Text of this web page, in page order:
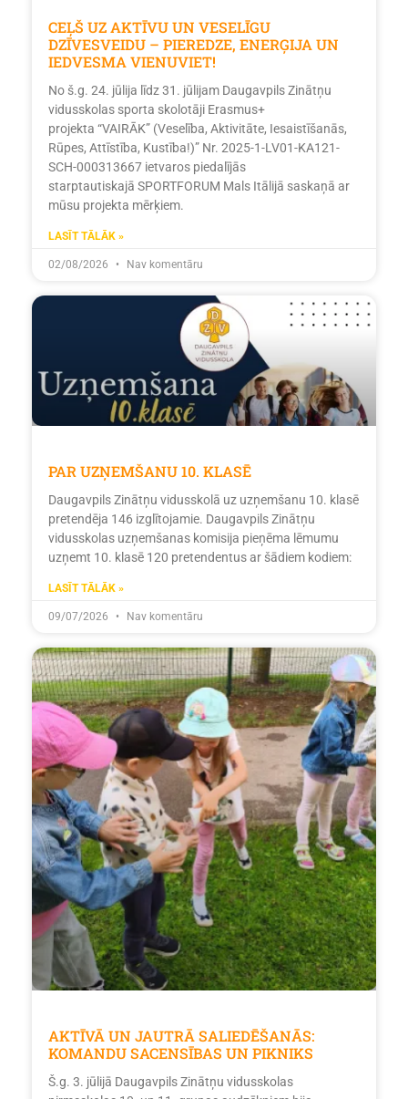
CEĻŠ UZ AKTĪVU UN VESELĪGU
DZĪVESVEIDU – PIEREDZE, ENERĢIJA UN
IEDVESMA VIENUVIET!
No š.g. 24. jūlija līdz 31. jūlijam Daugavpils Zinātņu
vidusskolas sporta skolotāji Erasmus+
projekta “VAIRĀK” (Veselība, Aktivitāte, Iesaistīšanās,
Rūpes, Attīstība, Kustība!)” Nr. 2025-1-LV01-KA121-
SCH-000313667 ietvaros piedalījās
starptautiskajā SPORTFORUM Mals Itālijā saskaņā ar
mūsu projekta mērķiem.
LASĪT TĀLĀK »
02/08/2026 Nav komentāru
PAR UZŅEMŠANU 10. KLASĒ
Daugavpils Zinātņu vidusskolā uz uzņemšanu 10. klasē
pretendēja 146 izglītojamie. Daugavpils Zinātņu
vidusskolas uzņemšanas komisija pieņēma lēmumu
uzņemt 10. klasē 120 pretendentus ar šādiem kodiem:
LASĪT TĀLĀK »
09/07/2026 Nav komentāru
AKTĪVĀ UN JAUTRĀ SALIEDĒŠANĀS:
KOMANDU SACENSĪBAS UN PIKNIKS
Š.g. 3. jūlijā Daugavpils Zinātņu vidusskolas